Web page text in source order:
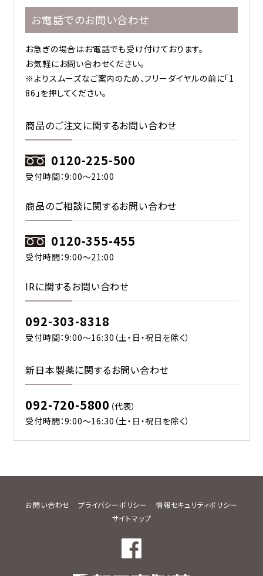
お電話でのお問い合わせ
お急ぎの場合はお電話でも受け付けております。
お気軽にお問い合わせください。
※よりスムーズなご案内のため、フリーダイヤルの前に「1
86」を押してください。
商品のご注文に関するお問い合わせ
0120-225-500
受付時間：9:00〜21:00
商品のご相談に関するお問い合わせ
0120-355-455
受付時間：9:00〜21:00
IRに関するお問い合わせ
092-303-8318
受付時間：9:00〜16:30（土・日・祝日を除く）
新日本製薬に関するお問い合わせ
092-720-5800 （代表）
受付時間：9:00〜16:30（土・日・祝日を除く）
お問い合わせ プライバシーポリシー
情報セキュリティポリシー
サイトマップ